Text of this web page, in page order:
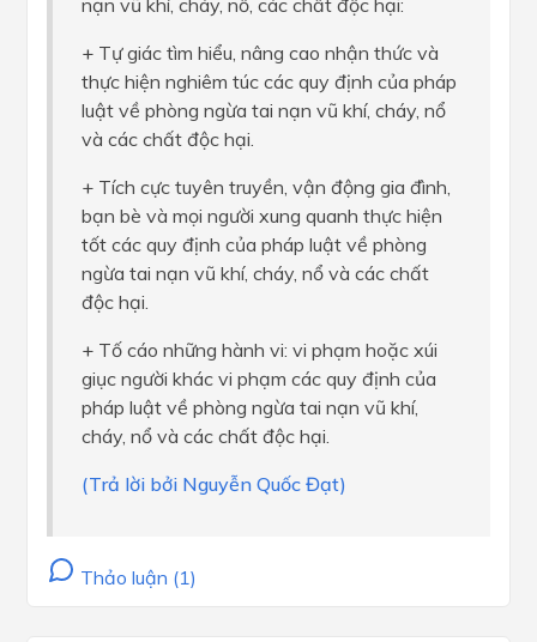
nạn vũ khí, cháy, nổ, các chất độc hại:
+ Tự giác tìm hiểu, nâng cao nhận thức và
thực hiện nghiêm túc các quy định của pháp
luật về phòng ngừa tai nạn vũ khí, cháy, nổ
và các chất độc hại.
+ Tích cực tuyên truyền, vận động gia đình,
bạn bè và mọi người xung quanh thực hiện
tốt các quy định của pháp luật về phòng
ngừa tai nạn vũ khí, cháy, nổ và các chất
độc hại.
+ Tố cáo những hành vi: vi phạm hoặc xúi
giục người khác vi phạm các quy định của
pháp luật về phòng ngừa tai nạn vũ khí,
cháy, nổ và các chất độc hại.
(Trả lời bởi Nguyễn Quốc Đạt)
Thảo luận (1)